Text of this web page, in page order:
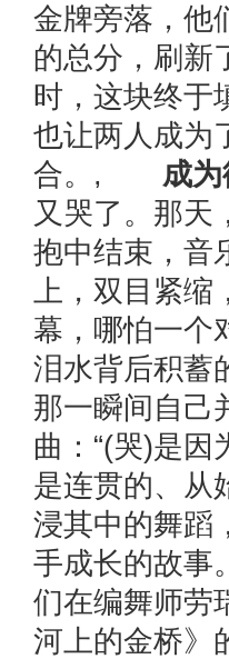
金牌旁落，他
的总分，刷新
时，这块终于
也让两人成为
合。, 成
又哭了。那天
抱中结束，音
上，双目紧
幕，哪怕一个
泪水背后积蓄
那一瞬间自己
曲：“(哭)是
是连贯的、
浸其中的舞蹈
手成长的故事
们在编舞师劳
河上的金桥